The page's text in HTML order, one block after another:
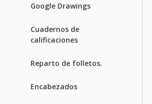
Google Drawings
Cuadernos de
calificaciones
Reparto de folletos.
Encabezados